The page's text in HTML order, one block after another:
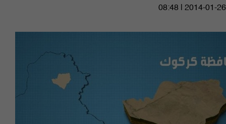
08:48 | 2014-01-26